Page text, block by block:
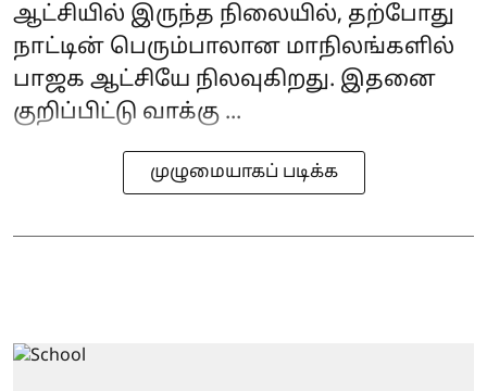
ஆட்சியில் இருந்த நிலையில், தற்போது
நாட்டின் பெரும்பாலான மாநிலங்களில்
பாஜக ஆட்சியே நிலவுகிறது. இதனை
குறிப்பிட்டு வாக்கு ...
முழுமையாகப் படிக்க